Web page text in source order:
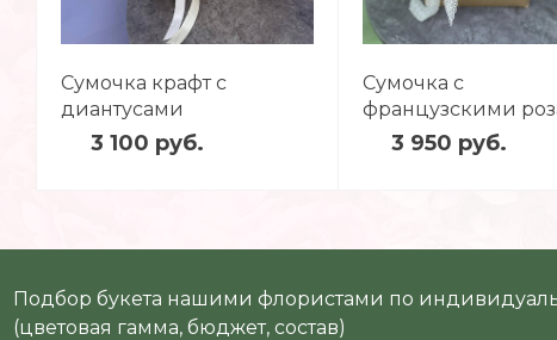
Сумочка крафт с
диантусами
3 100 руб.
Сумочка с
французскими
и диантусами
3 950 руб.
Подбор букета нашими флористами по
(цветовая гамма, бюджет, состав)